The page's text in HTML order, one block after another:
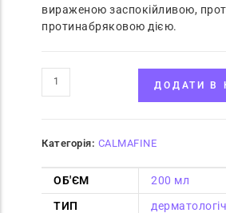
вираженою заспокійливою,
протинабряковою дією.
ДОДАТИ В
Категорія: CALMAFINE
ОБ'ЄМ
200 мл
ТИП